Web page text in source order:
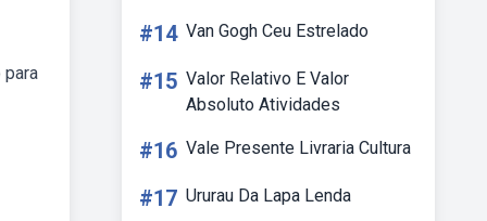
#14 Van Gogh Ceu Estrelado
#15 Valor Relativo E Valor
Absoluto Atividades
#16 Vale Presente Livraria Cultura
#17 Ururau Da Lapa Lenda